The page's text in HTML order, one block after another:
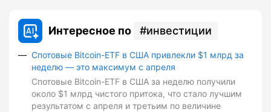
Интересное по инвестиции
Спотовые Bitcoin-ETF в США привлекли $1 млрд за
неделю — это максимум с апреля
Спотовые Bitcoin-ETF в США за неделю получили
около $1 млрд чистого притока, что стало лучшим
результатом с апреля и третьим по величине